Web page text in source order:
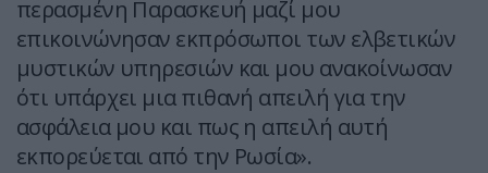
περασμένη Παρασκευή μαζί μου
επικοινώνησαν εκπρόσωποι των ελβετικών
μυστικών υπηρεσιών και μου ανακοίνωσαν
ότι υπάρχει μια πιθανή απειλή για την
ασφάλεια μου και πως η απειλή αυτή
εκπορεύεται από την Ρωσία».